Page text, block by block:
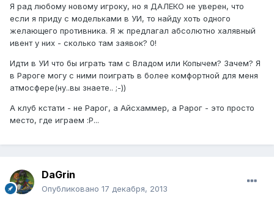
Я рад любому новому игроку, но я ДАЛЕКО не уверен, что
если я приду с модельками в УИ, то найду хоть одного
желающего противника. Я ж предлагал абсолютно халявный
ивент у них - сколько там заявок? 0!
Идти в УИ что бы играть там с Владом или Копычем? Зачем? Я
в Рароге могу с ними поиграть в более комфортной для меня
атмосфере(ну..вы знаете.. ;-))
А клуб кстати - не Рарог, а Айсхаммер, а Рарог - это просто
место, где играем :Р...
DaGrin
Опубликовано 17 декабря, 2013